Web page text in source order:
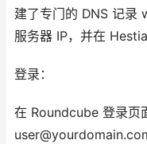
建了专门的 DNS 记
服务器 IP，并在
登录：
在 Roundcube 登录页